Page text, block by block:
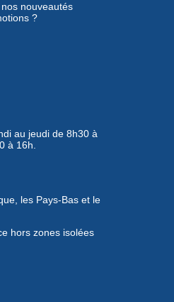
nouveautés
?
au jeudi de 8h30 à
à 16h.
les Pays-Bas et le
hors zones isolées